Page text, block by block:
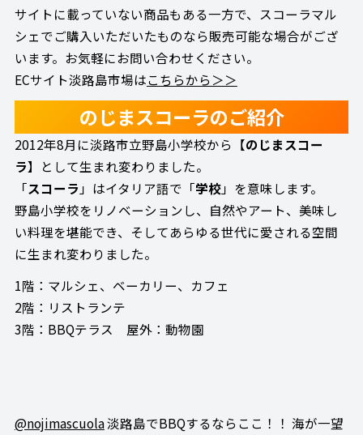
サイトに載っていない商品もある一方で、スコーラマル
シェでご購入いただいたものなら販売可能な場合がござ
います。お気軽にお問い合わせください。
ECサイト淡路島市場はこちらから＞＞
のじまスコーラのご紹介
2012年8月に淡路市立野島小学校から【のじまスコー
ラ】として生まれ変わりました。
「スコーラ 」はイタリア語で「学校」を意味します。
野島小学校をリノベーションし、自然やアート、美味し
い料理を堪能でき、そしてあらゆる世代に愛される空間
に生まれ変わりました。
1階：マルシェ、ベーカリー、カフェ
2階：リストランテ
3階：BBQテラス 屋外：動物園
@nojimascuola淡路島でBBQするならここ！！ 海が一望